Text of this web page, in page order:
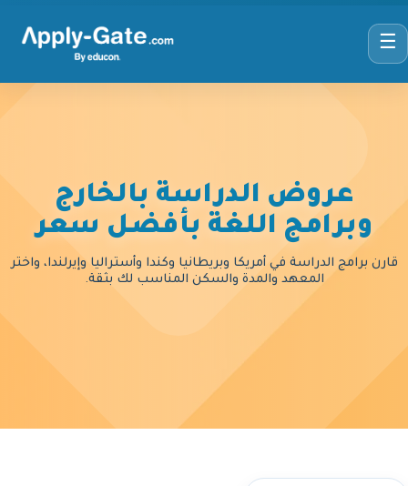
☰
عروض الدراسة بالخارج
وبرامج اللغة بأفضل سعر
قارن برامج الدراسة في أمريكا وبريطانيا وكندا وأستراليا وإيرلندا، واختر
المعهد والمدة والسكن المناسب لك بثقة.